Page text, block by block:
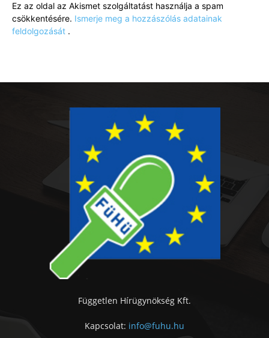
Ez az oldal az Akismet szolgáltatást használja a spam
csökkentésére. Ismerje meg a hozzászólás adatainak
feldolgozását .
Független Hírügynökség Kft.
Kapcsolat: info@fuhu.hu